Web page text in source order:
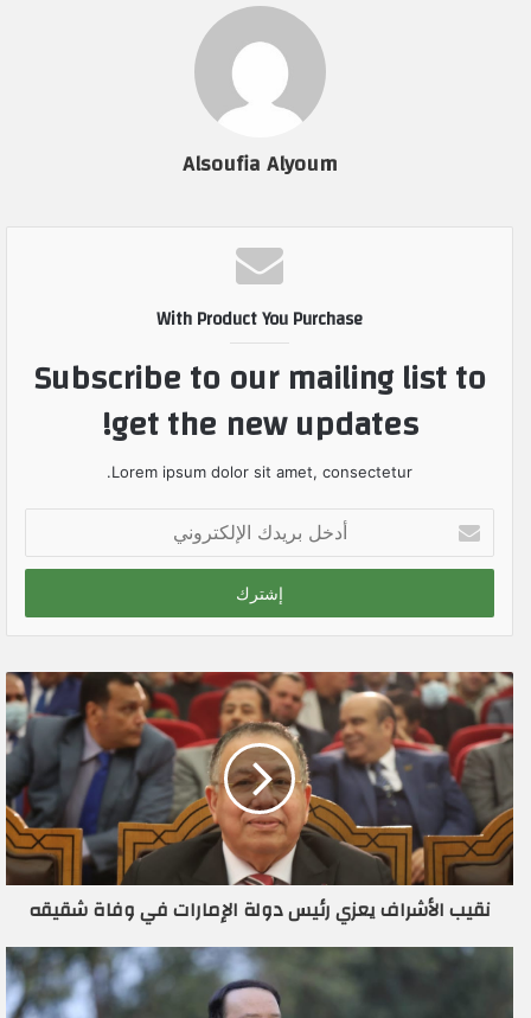
Alsoufia Alyoum
With Product You Purchase
Subscribe to our mailing list to
get the new updates!
Lorem ipsum dolor sit amet, consectetur.
خ
ب
ي
د
ك
ا
ل
ل
ك
ت
و
ن
ي
نقيب الأشراف يعزي رئيس دولة الإمارات في وفاة شقيقه